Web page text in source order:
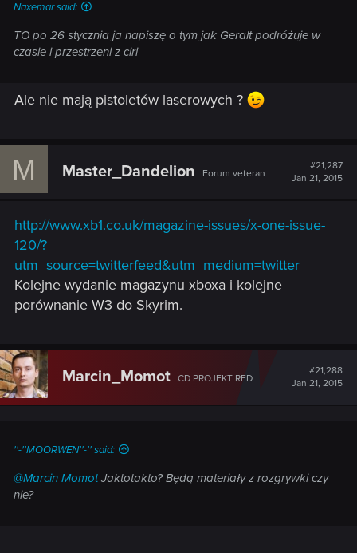
Naxemar said:
TO po 26 stycznia ja napiszę o tym jak Geralt podróżuje w
czasie i przestrzeni z ciri
Ale nie mają pistoletów laserowych ?
M Master_Dandelion Forum veteran
#21,287
Jan 21, 2015
http://www.xb1.co.uk/magazine-issues/x-one-issue-
120/?
utm_source=twitterfeed&utm_medium=twitter
Kolejne wydanie magazynu xboxa i kolejne
porównanie W3 do Skyrim.
Marcin_Momot CD PROJEKT RED
#21,288
Jan 21, 2015
''-''MOORWEN''-'' said:
@Marcin MomotJaktotakto? Będą materiały z rozgrywki czy
nie?